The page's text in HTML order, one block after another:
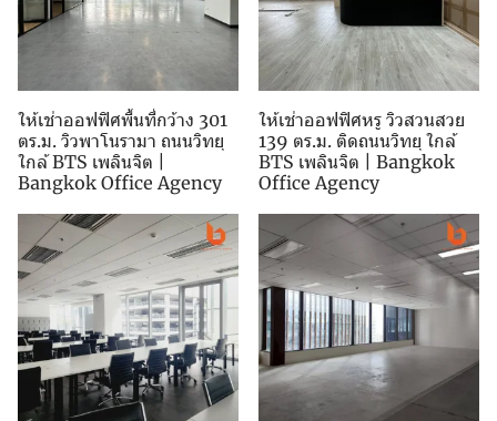
ให้เช่าออฟฟิศพื้นที่กว้าง 301
ตร.ม. วิวพาโนรามา ถนนวิทยุ
ใกล้ BTS เพลินจิต |
Bangkok Office Agency
ให้เช่าออฟฟิศหรู วิวสวนสวย
139 ตร.ม. ติดถนนวิทยุ ใกล้
BTS เพลินจิต | Bangkok
Office Agency